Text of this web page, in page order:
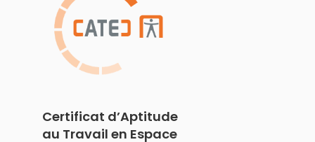
Certificat d’Aptitude
au Travail en Espace